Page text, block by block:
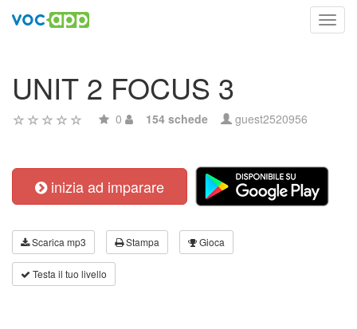
UNIT 2 FOCUS 3
0 154 schede guest2520956
inizia ad imparare
Scarica mp3 Stampa Gioca
Testa il tuo livello